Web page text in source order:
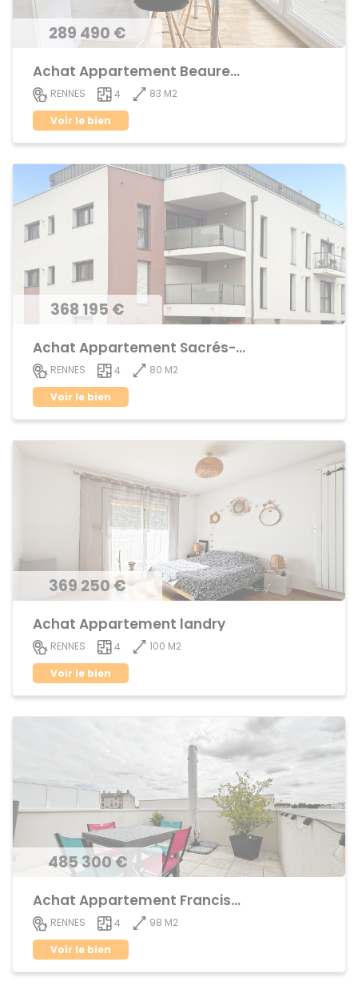
289 490 €
Achat Appartement Beauregard
RENNES 4
83 M2
Voir le bien
368 195 €
Achat Appartement Sacrés-Coeurs
RENNES 4
80 M2
Voir le bien
369 250 €
Achat Appartement landry
RENNES 4
100 M2
Voir le bien
485 300 €
Achat Appartement Francisco ferrer
RENNES 4
98 M2
Voir le bien